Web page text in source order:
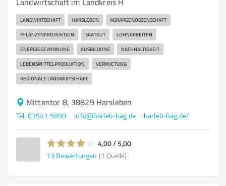
LANDWIRTSCHAFT HARSLEBEN AGRARGENOSSENSCHAFT
PFLANZENPRODUKTION SAATGUT LOHNARBEITEN
ENERGIEGEWINNUNG AUSBILDUNG NACHHALTIGKEIT
LEBENSMITTELPRODUKTION VERMIETUNG
REGIONALE LANDWIRTSCHAFT
Mittentor 8, 38829 Harsleben
Tel. 03941 5890 info@harleb-hag.de harleb-hag.de/
4,00 / 5,00
13 Bewertungen (1 Quelle)